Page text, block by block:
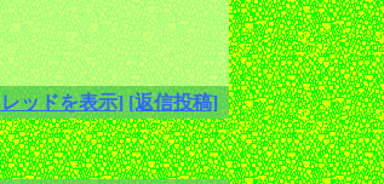
ッドを表示] [返信投稿]